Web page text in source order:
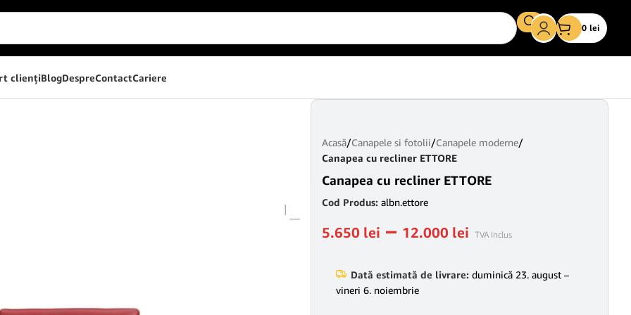
0 lei
clienţiBlogDespreContactCariere
Acasă/Canapele si fotolii/Canapele moderne/
Canapea cu recliner ETTORE
Canapea cu recliner ETTORE
Cod Produs: albn.ettore
5.650 lei – 12.000 lei TVA Inclus
Dată estimată de livrare: duminică 23. august –
vineri 6. noiembrie